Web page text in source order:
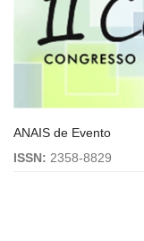
ANAIS de Evento
ISSN: 2358-8829